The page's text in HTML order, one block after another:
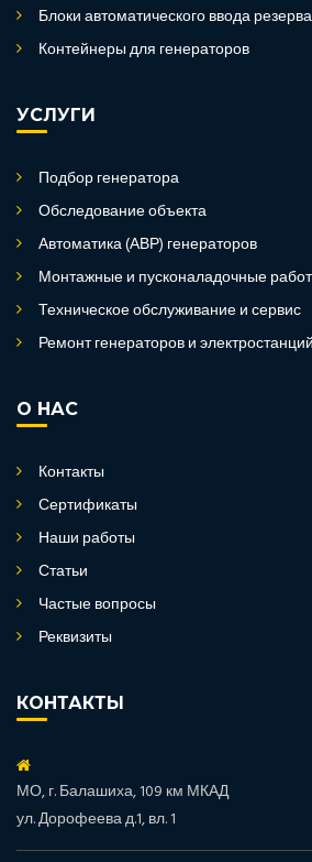
Блоки автоматического ввода
Контейнеры для генераторов
УСЛУГИ
Подбор генератора
Обследование объекта
Автоматика (АВР) генераторов
Монтажные и пусконаладочные
Техническое обслуживание и сервис
Ремонт генераторов и электростанций
О НАС
Контакты
Сертификаты
Наши работы
Статьи
Частые вопросы
Реквизиты
КОНТАКТЫ
МО, г. Балашиха, 109 км МКАД
ул. Дорофеева д.1, вл. 1